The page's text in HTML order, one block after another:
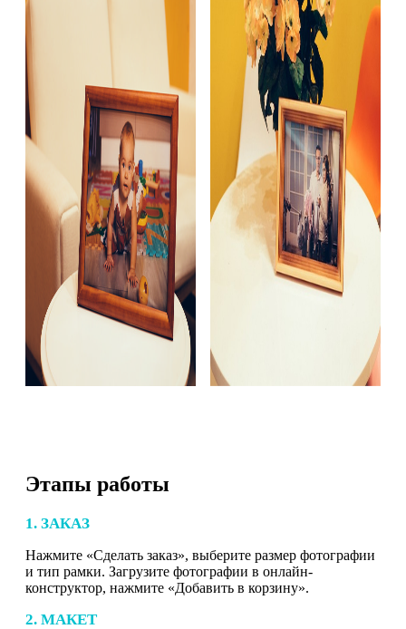
Этапы работы
1. ЗАКАЗ
Нажмите «Сделать заказ», выберите размер фотографии
и тип рамки. Загрузите фотографии в онлайн-
конструктор, нажмите «Добавить в корзину».
2. МАКЕТ